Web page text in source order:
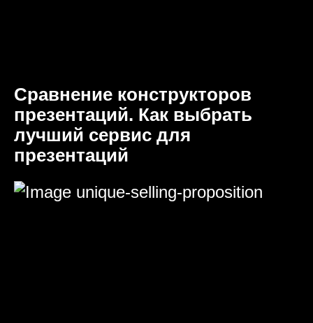
Сравнение конструкторов
презентаций. Как выбрать
лучший сервис для
презентаций